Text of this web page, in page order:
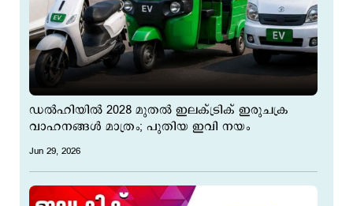
ഡൽഹിയിൽ 2028 മുതൽ ഇലക്ട്രിക് ഇരുചക്ര
വാഹനങ്ങൾ മാത്രം; പുതിയ ഇവി നയം
Jun 29, 2026